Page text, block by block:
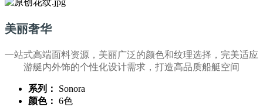
美丽奢华
一站式高端面料资源，美丽广泛的颜色和纹理选择，完美适应
游艇内外饰的个性化设计需求，打造高品质船艇空间
系列：
Sonora
颜色： 6色